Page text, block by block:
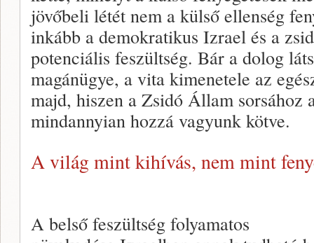
jövőbeli létét nem a külső ellenség
inkább a demokratikus Izrael és a
potenciális feszültség. Bár a dolog
magánügye, a vita kimenetele az
majd, hiszen a Zsidó Állam sorsához
mindannyian hozzá vagyunk kötve.
A világ mint kihívás, nem mint
A belső feszültség folyamatos